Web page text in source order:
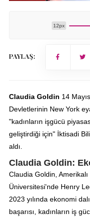
12px
PAYLAŞ:
Claudia Goldin 14
Devletlerinin New York
"kadınların işgücü
geliştirdiği için" İktisadi
aldı.
Claudia Goldin:
Claudia Goldin,
Üniversitesi'nde Henry
2023 yılında ekonomi
başarısı, kadınların iş